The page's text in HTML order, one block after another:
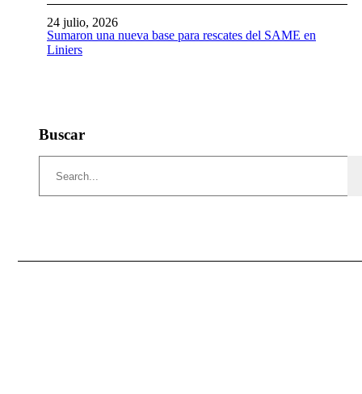
Sumaron una nueva base para rescates del SAME en
Liniers
24 julio, 2026
Buscar